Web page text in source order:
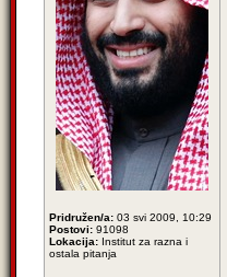
Pridružen/a: 03 svi 2009, 10:29
Postovi: 91098
Lokacija: Institut za razna i
ostala pitanja